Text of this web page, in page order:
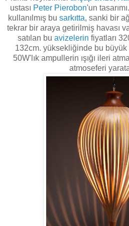
ustası Peter Pierobon'un
kullanılmış bu sarkıtta, sanki bir
tekrar bir araya getirilmiş havası
satılan bu avizelerin fiyatları
132cm. yüksekliğinde bu büyük
50W'lık ampullerin ışığı ileri
atmoseferi